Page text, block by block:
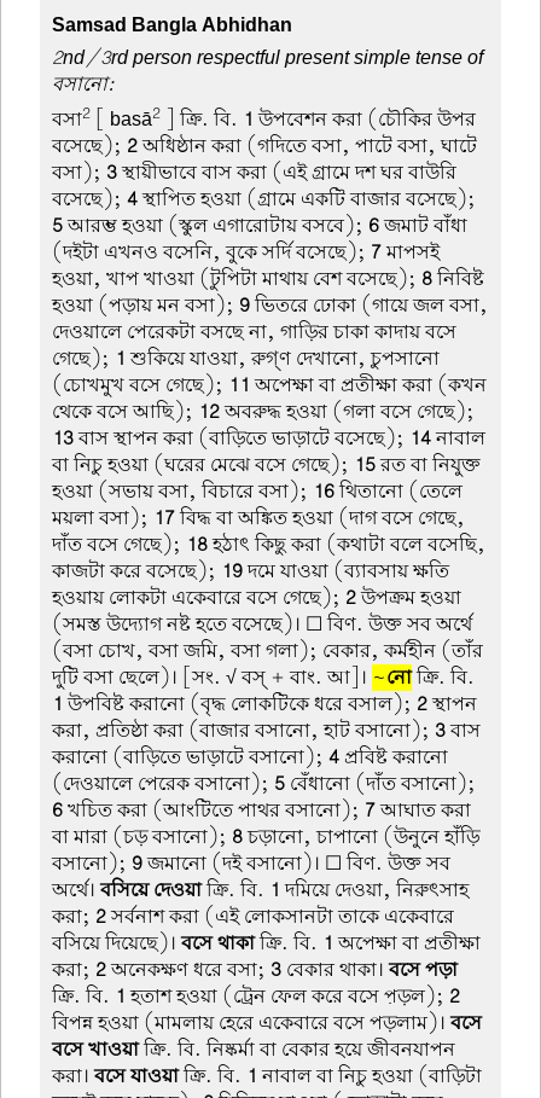
Samsad Bangla Abhidhan
2nd/3rd person respectful present simple tense of
বসানো:
বসা2 [ basā2 ] ক্রি. বি. 1 উপবেশন করা (চৌকির উপর
বসেছে); 2অধিষ্ঠান করা (গদিতে বসা, পাটে বসা, ঘাটে
বসা); 3স্থায়ীভাবে বাস করা (এই গ্রামে দশ ঘর বাউরি
বসেছে);4স্থাপিত হওয়া (গ্রামে একটি বাজার বসেছে);
5আরম্ভ হওয়া (স্কুল এগারোটায় বসবে); 6জমাট বাঁধা
(দইটা এখনও বসেনি, বুকে সর্দি বসেছে); 7মাপসই
হওয়া, খাপ খাওয়া (টুপিটা মাথায় বেশ বসেছে); 8নিবিষ্ট
হওয়া (পড়ায় মন বসা); 9ভিতরে ঢোকা (গায়ে জল বসা,
দেওয়ালে পেরেকটা বসছে না, গাড়ির চাকা কাদায় বসে
গেছে); 1 শুকিয়ে যাওয়া, রুগ্ণ দেখানো, চুপসানো
(চোখমুখ বসে গেছে); 11 অপেক্ষা বা প্রতীক্ষা করা (কখন
থেকে বসে আছি); 12অবরুদ্ধ হওয়া (গলা বসে গেছে);
13বাস স্থাপন করা (বাড়িতে ভাড়াটে বসেছে); 14নাবাল
বা নিচু হওয়া (ঘরের মেঝে বসে গেছে); 15রত বা নিযুক্ত
হওয়া (সভায় বসা, বিচারে বসা); 16থিতানো (তেলে
ময়লা বসা); 17বিদ্ধ বা অঙ্কিত হওয়া (দাগ বসে গেছে,
দাঁত বসে গেছে); 18হঠাৎ কিছু করা (কথাটা বলে বসেছি,
কাজটা করে বসেছে); 19দমে যাওয়া (ব্যাবসায় ক্ষতি
হওয়ায় লোকটা একেবারে বসে গেছে); 2উপক্রম হওয়া
(সমস্ত উদ্যোগ নষ্ট হতে বসেছে)। ☐ বিণ. উক্ত সব অর্থে
(বসা চোখ, বসা জমি, বসা গলা); বেকার, কর্মহীন (তাঁর
দুটি বসা ছেলে)। [সং. √ বস্ + বাং. আ]। ~নোক্রি. বি.
1 উপবিষ্ট করানো (বৃদ্ধ লোকটিকে ধরে বসাল); 2স্থাপন
করা, প্রতিষ্ঠা করা (বাজার বসানো, হাট বসানো); 3বাস
করানো (বাড়িতে ভা়ড়াটে বসানো);4প্রবিষ্ট করানো
(দেওয়ালে পেরেক বসানো); 5 বেঁধানো (দাঁত বসানো);
6খচিত করা (আংটিতে পাথর বসানো); 7আঘাত করা
বা মারা (চড় বসানো); 8চড়ানো, চাপানো (উনুনে হাঁড়ি
বসানো); 9জমানো (দই বসানো)। ☐ বিণ. উক্ত সব
অর্থে।বসিয়ে দেওয়াক্রি. বি. 1 দমিয়ে দেওয়া, নিরুৎসাহ
করা; 2সর্বনাশ করা (এই লোকসানটা তাকে একেবারে
বসিয়ে দিয়েছে)।বসে থাকাক্রি. বি. 1 অপেক্ষা বা প্রতীক্ষা
করা; 2অনেকক্ষণ ধরে বসা; 3 বেকার থাকা।বসে পড়া
ক্রি. বি. 1 হতাশ হওয়া (ট্রেন ফেল করে বসে প়ড়ল); 2
বিপন্ন হওয়া (মামলায় হেরে একেবারে বসে পড়লাম)।বসে
বসে খাওয়াক্রি. বি. নিষ্কর্মা বা বেকার হয়ে জীবনযাপন
করা।বসে যাওয়াক্রি. বি. 1 নাবাল বা নিচু হওয়া (বাড়িটা